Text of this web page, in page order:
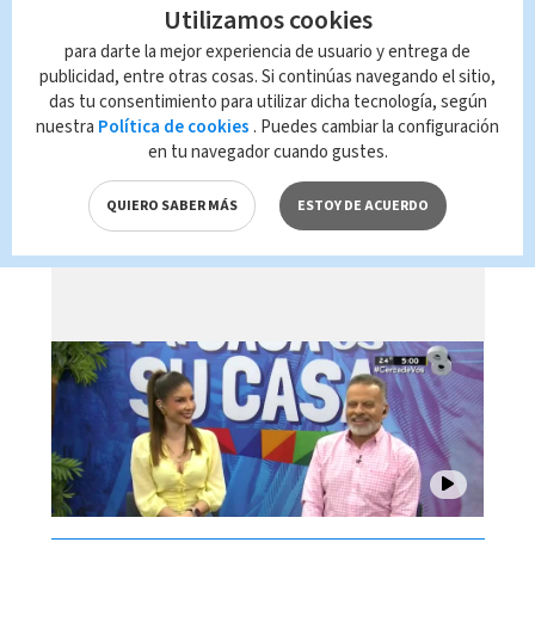
Mi Casa es su Casa, 06 de
agosto 2026
Utilizamos cookies
para darte la mejor experiencia de usuario y entrega de
publicidad, entre otras cosas. Si continúas navegando el sitio,
das tu consentimiento para utilizar dicha tecnología, según
nuestra Política de cookies . Puedes cambiar la configuración
en tu navegador cuando gustes.
QUIERO SABER MÁS ESTOY DE ACUERDO